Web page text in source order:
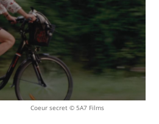
Coeur secret © 5A7 Films